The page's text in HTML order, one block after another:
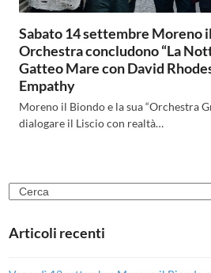
Sabato 14 settembre Moreno
Orchestra concludono “La
Gatteo Mare con David
Empathy
Moreno il Biondo e la sua “Orchestra
dialogare il Liscio con realtà…
Search
Articoli recenti